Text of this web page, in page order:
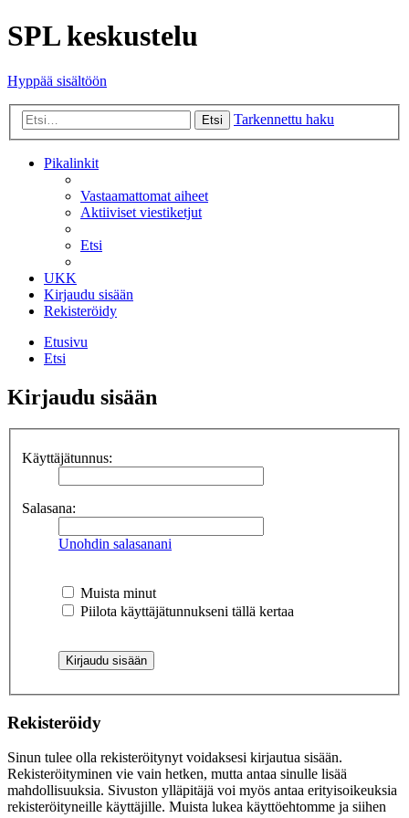
SPL keskustelu
Hyppää sisältöön
Etsi Tarkennettu haku
Pikalinkit
Vastaamattomat aiheet
Aktiiviset viestiketjut
Etsi
UKK
Kirjaudu sisään
Rekisteröidy
Etusivu
Etsi
Kirjaudu sisään
Käyttäjätunnus:
Salasana:
Unohdin salasanani
Muista minut
Piilota käyttäjätunnukseni tällä kertaa
Rekisteröidy
Sinun tulee olla rekisteröitynyt voidaksesi kirjautua sisään.
Rekisteröityminen vie vain hetken, mutta antaa sinulle lisää
mahdollisuuksia. Sivuston ylläpitäjä voi myös antaa erityisoikeuksia
rekisteröityneille käyttäjille. Muista lukea käyttöehtomme ja siihen